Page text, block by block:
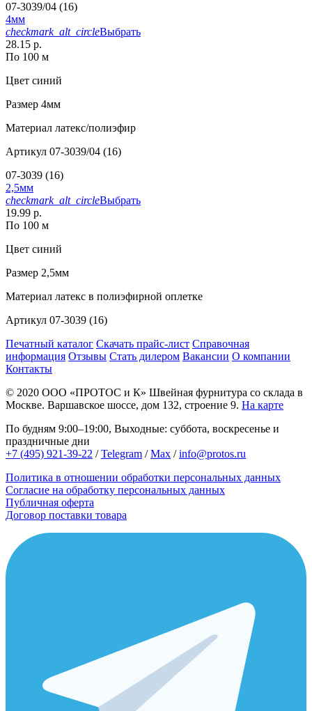
07-3039/04 (16)
4мм
checkmark_alt_circleВыбрать
28.15 р.
По 100 м
Цвет синий
Размер 4мм
Материал латекс/полиэфир
Артикул 07-3039/04 (16)
07-3039 (16)
2,5мм
checkmark_alt_circleВыбрать
19.99 р.
По 100 м
Цвет синий
Размер 2,5мм
Материал латекс в полиэфирной оплетке
Артикул 07-3039 (16)
Печатный каталог Скачать прайс-лист Справочная
информация Отзывы Стать дилером Вакансии О компании
Контакты
© 2020 ООО «ПРОТОС и К» Швейная фурнитура со склада в
Москве. Варшавское шоссе, дом 132, строение 9. На карте
По будням 9:00–19:00, Выходные: суббота, воскресенье и
праздничные дни
+7 (495) 921-39-22 /Telegram /Max /info@protos.ru
Политика в отношении обработки персональных данных
Согласие на обработку персональных данных
Публичная оферта
Договор поставки товара